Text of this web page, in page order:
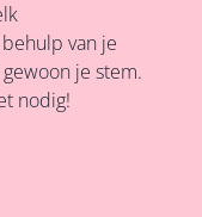
van je
je stem.
nodig!